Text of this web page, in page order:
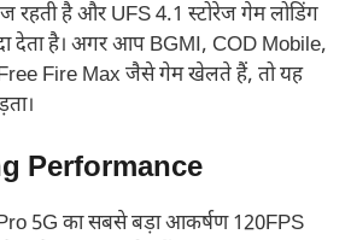
रहती है और UFS 4.1 स्टोरेज गेम लोडिंग
देता है। अगर आप BGMI, COD Mobile,
Fire Max जैसे गेम खेलते हैं, तो यह
Performance
5G का सबसे बड़ा आकर्षण 120FPS